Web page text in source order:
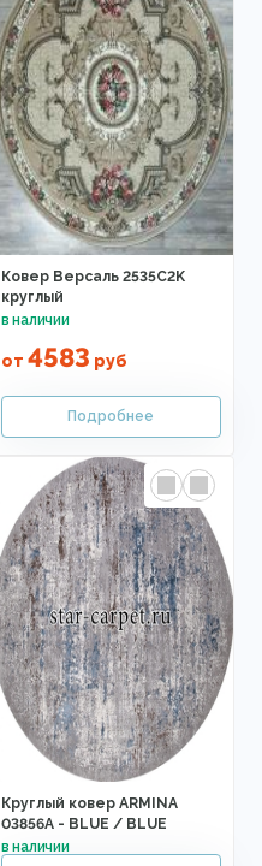
Ковер Версаль 2535C2K
круглый
от 4583 руб
Круглый ковер ARMINA
03856A - BLUE / BLUE